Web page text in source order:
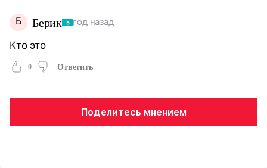
Б Берик год назад
Кто это
0 Ответить
Поделитесь мнением